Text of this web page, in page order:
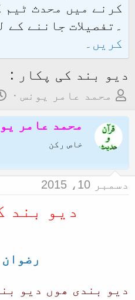
کرنے میں محدث ٹیم
۔تفصیلات جاننے کے
کریں۔
دیو بند کی پکار :
م
ض
و
ک
ر
محمد عامر یونس
محمد عامر
خاص رکن
دسمبر 10، 2015
دیو بند
دیو بندی ھوں دیو